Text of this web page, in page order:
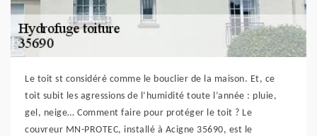
Le toit st considéré comme le bouclier de la maison. Et, ce
toit subit les agressions de l’humidité toute l’année : pluie,
gel, neige… Comment faire pour protéger le toit ? Le
couvreur MN-PROTEC, installé à Acigne 35690, est le